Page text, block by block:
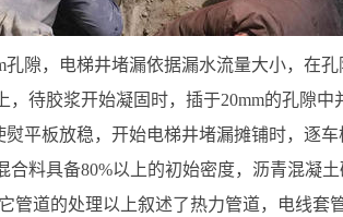
隙，电梯井堵漏依据漏水流量大小，在
待胶浆开始凝固时，插于20mm的孔隙
平板放稳，开始电梯井堵漏摊铺时，逐
料具备80%以上的初始密度，沥青混凝
管道的处理以上叙述了热力管道，电线套